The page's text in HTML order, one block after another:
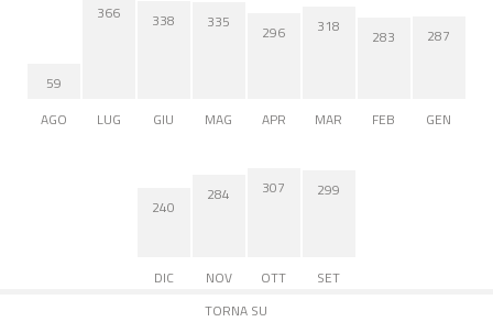
59
AGO
366
LUG
338
GIU
335
MAG
296
APR
318
MAR
283
FEB
287
GEN
240
DIC
284
NOV
307
OTT
299
SET
TORNA SU